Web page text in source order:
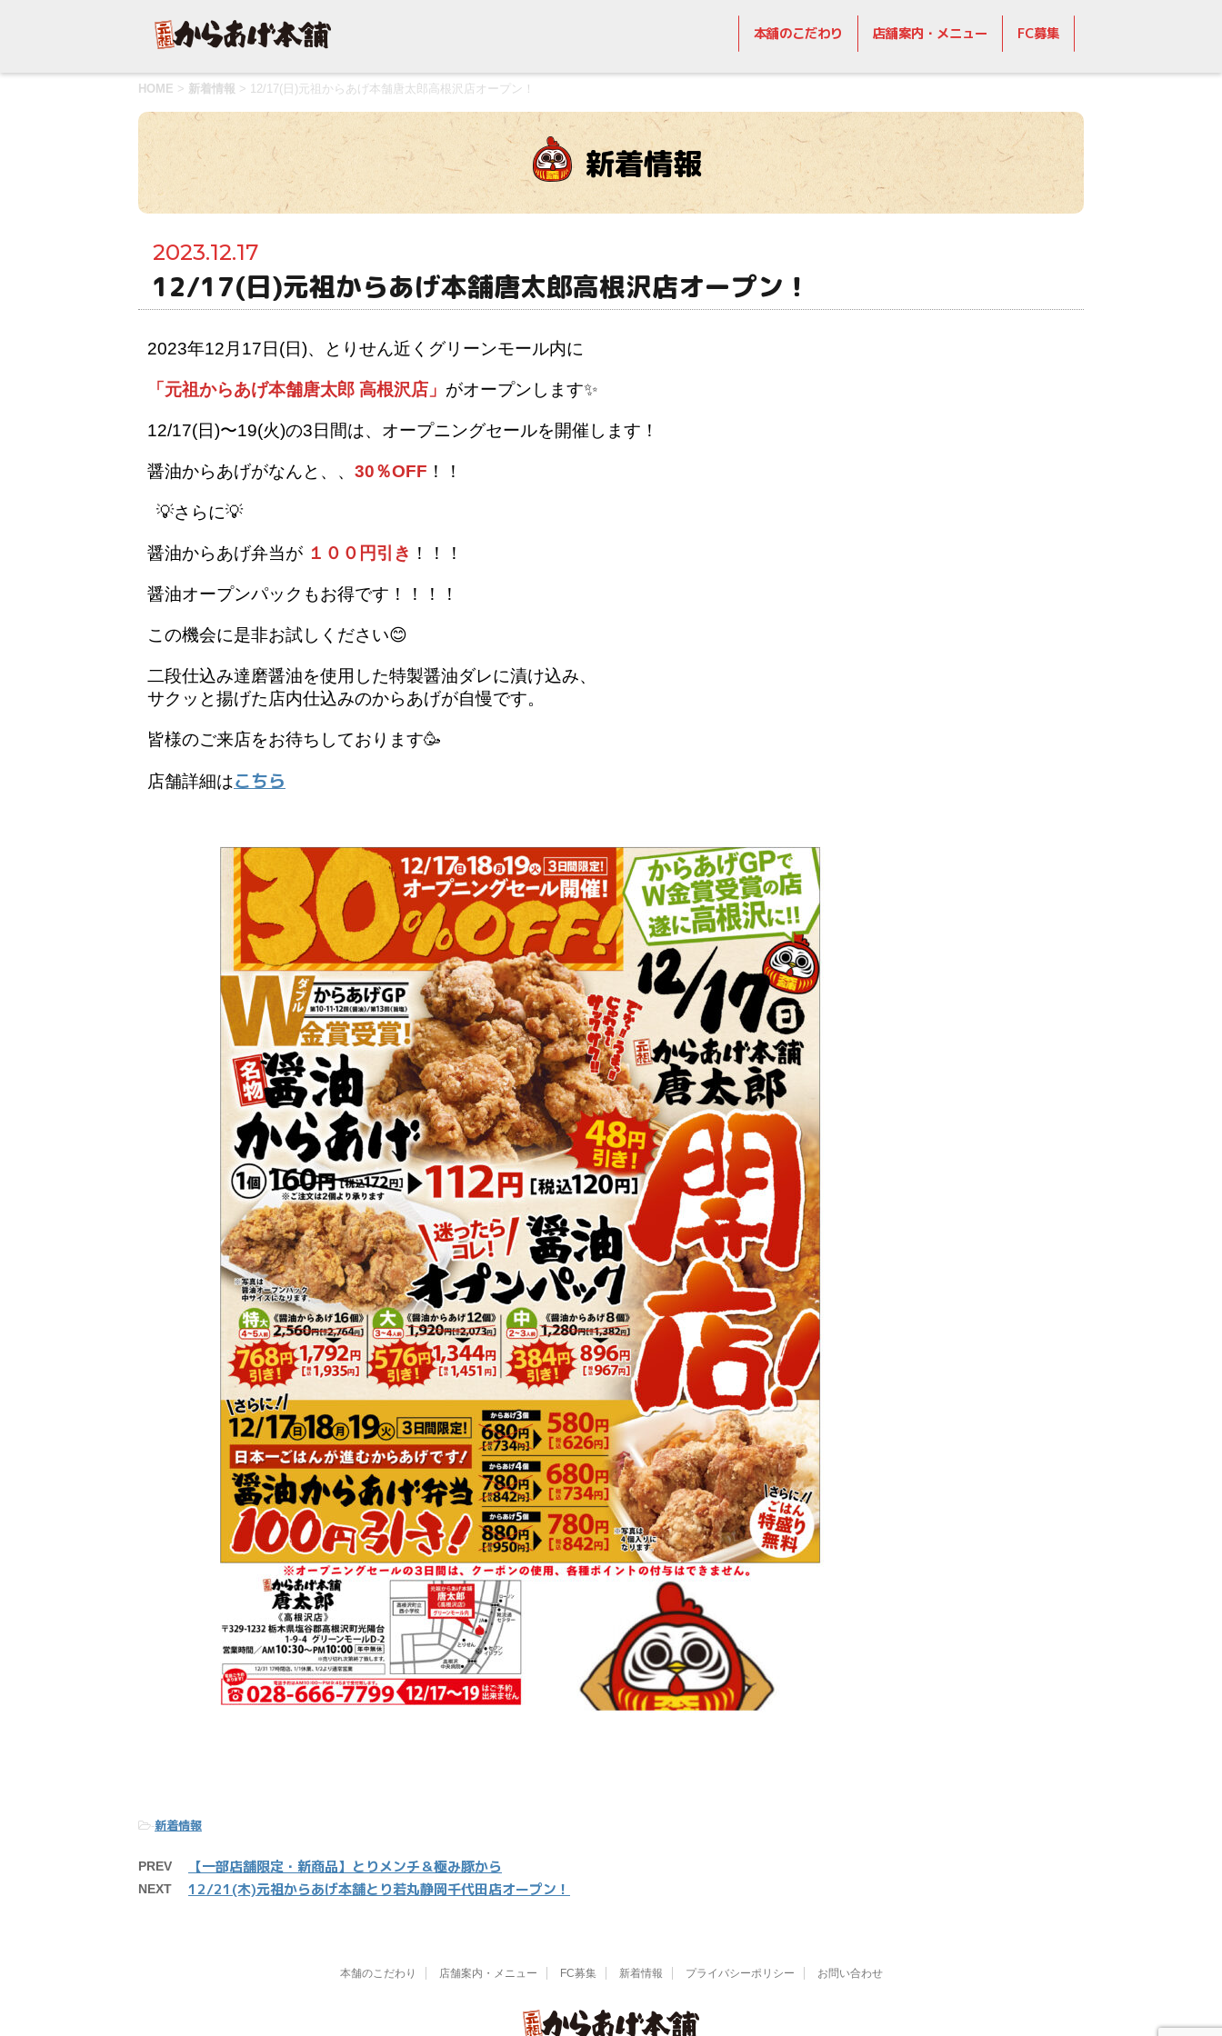
本舗のこだわり 店舗案内・メニュー FC募集
HOME > 新着情報 > 12/17(日)元祖からあげ本舗唐太郎高根沢店オープン！
新着情報
2023.12.17
12/17(日)元祖からあげ本舗唐太郎高根沢店オープン！
2023年12月17日(日)、とりせん近くグリーンモール内に
「元祖からあげ本舗唐太郎 高根沢店」 がオープンします✨
12/17(日)〜19(火)の3日間は、オープニングセールを開催します！
醤油からあげがなんと、、 30％OFF ！！
💡さらに💡
醤油からあげ弁当が １００円引き ！！！
醤油オープンパックもお得です！！！！
この機会に是非お試しください😊
二段仕込み達磨醤油を使用した特製醤油ダレに漬け込み、
サクッと揚げた店内仕込みのからあげが自慢です。
皆様のご来店をお待ちしております🥳
店舗詳細はこちら
-新着情報
PREV 【一部店舗限定・新商品】とりメンチ＆極み豚から
NEXT 12/21(木)元祖からあげ本舗とり若丸静岡千代田店オープン！
本舗のこだわり 店舗案内・メニュー FC募集 新着情報 プライバシーポリシー お問い合わせ